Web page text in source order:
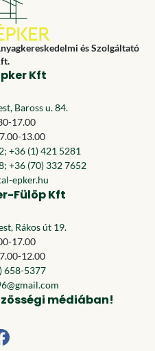
és Szolgáltató
Kft
Baross u. 84.
17.00
13.00
; +36 (1) 421 5281
; +36 (70) 332 7652
epker.hu
Fülöp Kft
Rákos út 19.
17.00
12.00
658-5377
médiában!